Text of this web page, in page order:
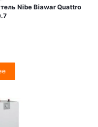
Nibe Biawar Quattro